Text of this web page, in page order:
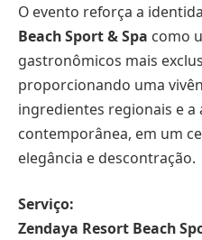
O evento reforça a
Beach Sport & Spa como
gastronômicos mais
proporcionando uma
ingredientes regionais e
contemporânea, em um
elegância e descontração.
Serviço:
Zendaya Resort Beach